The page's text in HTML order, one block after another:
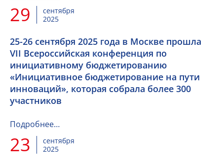
29
сентября
2025
25-26 сентября 2025 года в Москве прошла
VII Всероссийская конференция по
инициативному бюджетированию
«Инициативное бюджетирование на пути
инноваций», которая собрала более 300
участников
Подробнее…
23
сентября
2025